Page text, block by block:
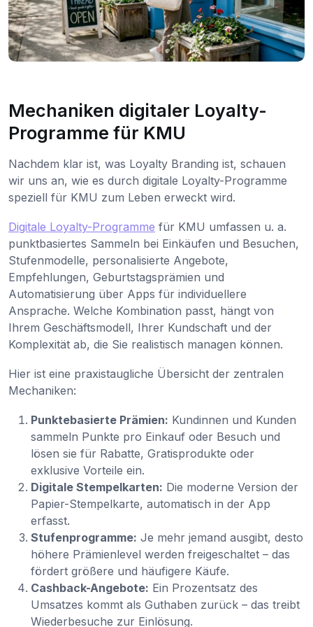
Mechaniken digitaler Loyalty-
Programme für KMU
Nachdem klar ist, was Loyalty Branding ist, schauen
wir uns an, wie es durch digitale Loyalty-Programme
speziell für KMU zum Leben erweckt wird.
Digitale Loyalty-Programme für KMU umfassen u. a.
punktbasiertes Sammeln bei Einkäufen und Besuchen,
Stufenmodelle, personalisierte Angebote,
Empfehlungen, Geburtstagsprämien und
Automatisierung über Apps für individuellere
Ansprache. Welche Kombination passt, hängt von
Ihrem Geschäftsmodell, Ihrer Kundschaft und der
Komplexität ab, die Sie realistisch managen können.
Hier ist eine praxistaugliche Übersicht der zentralen
Mechaniken:
Punktebasierte Prämien: Kundinnen und Kunden
sammeln Punkte pro Einkauf oder Besuch und
lösen sie für Rabatte, Gratisprodukte oder
exklusive Vorteile ein.
Digitale Stempelkarten: Die moderne Version der
Papier-Stempelkarte, automatisch in der App
erfasst.
Stufenprogramme: Je mehr jemand ausgibt, desto
höhere Prämienlevel werden freigeschaltet – das
fördert größere und häufigere Käufe.
Cashback-Angebote: Ein Prozentsatz des
Umsatzes kommt als Guthaben zurück – das treibt
Wiederbesuche zur Einlösung.